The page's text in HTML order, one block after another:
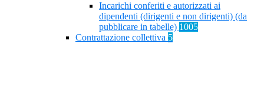
Incarichi conferiti e autorizzati ai
dipendenti (dirigenti e non dirigenti) (da
pubblicare in tabelle) 1005
Contrattazione collettiva 5